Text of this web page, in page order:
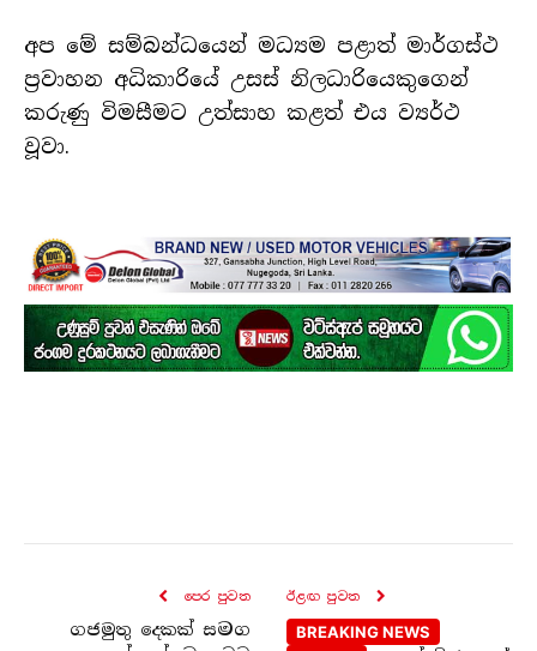
අප මේ සම්බන්ධයෙන් මධ්‍යම පළාත් මාර්ගස්ථ
ප්‍රවාහන අධිකාරියේ උසස් නිලධාරියෙකුගෙන්
කරුණු විමසීමට උත්සාහ කළත් එය ව්‍යර්ථ
වූවා.
පෙර පුව​ත
ගජමුතු දෙකක් සමග
ඊළඟ පුව​ත
BREAKING NEWS